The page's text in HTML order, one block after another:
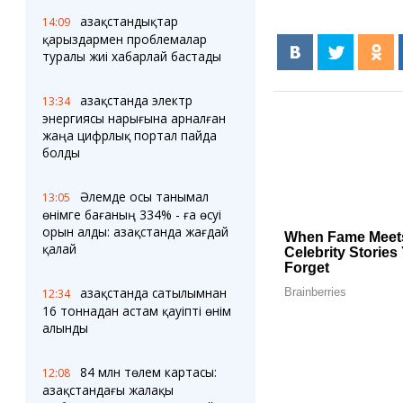
14:09
Қазақстандықтар
қарыздармен проблемалар
туралы жиі хабарлай бастады
13:34
Қазақстанда электр
энергиясы нарығына арналған
жаңа цифрлық портал пайда
болды
13:05
Әлемде осы танымал
өнімге бағаның 334% - ға өсуі
орын алды: Қазақстанда жағдай
қалай
12:34
Қазақстанда сатылымнан
16 тоннадан астам қауіпті өнім
алынды
12:08
84 млн төлем картасы:
Қазақстандағы жалақы